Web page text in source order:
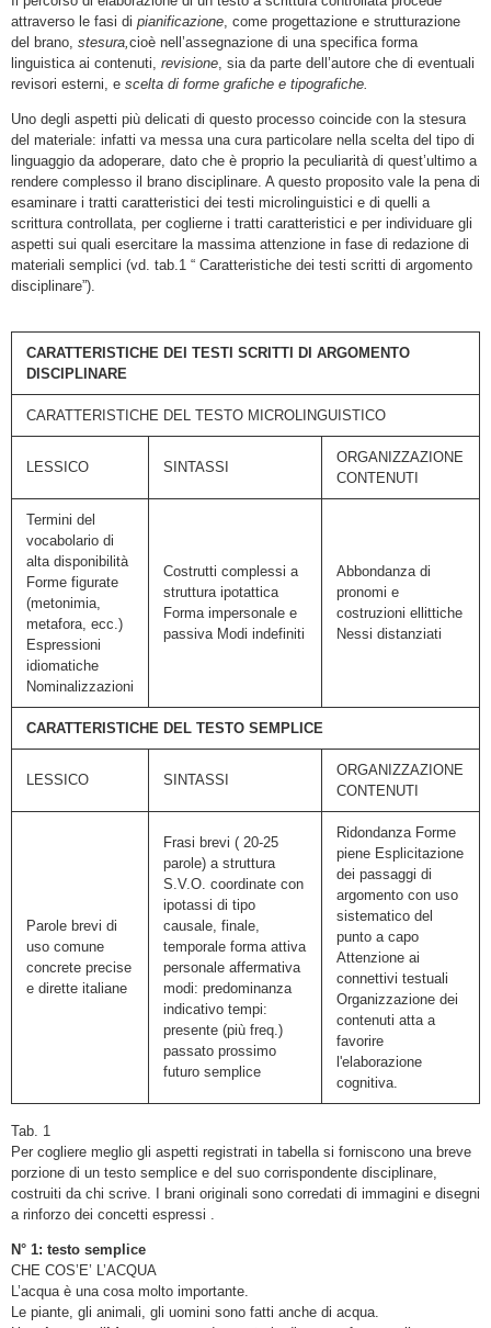
attraverso le fasi di pianificazione , come progettazione e strutturazione
del brano, stesura, cioè nell’assegnazione di una specifica forma
linguistica ai contenuti, revisione , sia da parte dell’autore che di eventuali
revisori esterni, e scelta di forme grafiche e tipografiche.
Uno degli aspetti più delicati di questo processo coincide con la stesura
del materiale: infatti va messa una cura particolare nella scelta del tipo di
linguaggio da adoperare, dato che è proprio la peculiarità di quest’ultimo a
rendere complesso il brano disciplinare. A questo proposito vale la pena di
esaminare i tratti caratteristici dei testi microlinguistici e di quelli a
scrittura controllata, per coglierne i tratti caratteristici e per individuare gli
aspetti sui quali esercitare la massima attenzione in fase di redazione di
materiali semplici (vd. tab.1 “ Caratteristiche dei testi scritti di argomento
disciplinare”).
CARATTERISTICHE DEI TESTI SCRITTI DI ARGOMENTO
DISCIPLINARE
CARATTERISTICHE DEL TESTO MICROLINGUISTICO
LESSICO SINTASSI
ORGANIZZAZIONE
CONTENUTI
Termini del
vocabolario di
alta disponibilità
Forme figurate
(metonimia,
metafora, ecc.)
Espressioni
idiomatiche
Nominalizzazioni
Costrutti complessi a
struttura ipotattica
Forma impersonale e
passiva Modi indefiniti
Abbondanza di
pronomi e
costruzioni ellittiche
Nessi distanziati
CARATTERISTICHE DEL TESTO SEMPLICE
LESSICO SINTASSI
ORGANIZZAZIONE
CONTENUTI
Parole brevi di
uso comune
concrete precise
e dirette italiane
Frasi brevi ( 20-25
parole) a struttura
S.V.O. coordinate con
ipotassi di tipo
causale, finale,
temporale forma attiva
personale affermativa
modi: predominanza
indicativo tempi:
presente (più freq.)
passato prossimo
futuro semplice
Ridondanza Forme
piene Esplicitazione
dei passaggi di
argomento con uso
sistematico del
punto a capo
Attenzione ai
connettivi testuali
Organizzazione dei
contenuti atta a
favorire
l'elaborazione
cognitiva.
Tab. 1
Per cogliere meglio gli aspetti registrati in tabella si forniscono una breve
porzione di un testo semplice e del suo corrispondente disciplinare,
costruiti da chi scrive. I brani originali sono corredati di immagini e disegni
a rinforzo dei concetti espressi .
N° 1: testo semplice
CHE COS’E’ L’ACQUA
L’acqua è una cosa molto importante.
Le piante, gli animali, gli uomini sono fatti anche di acqua.